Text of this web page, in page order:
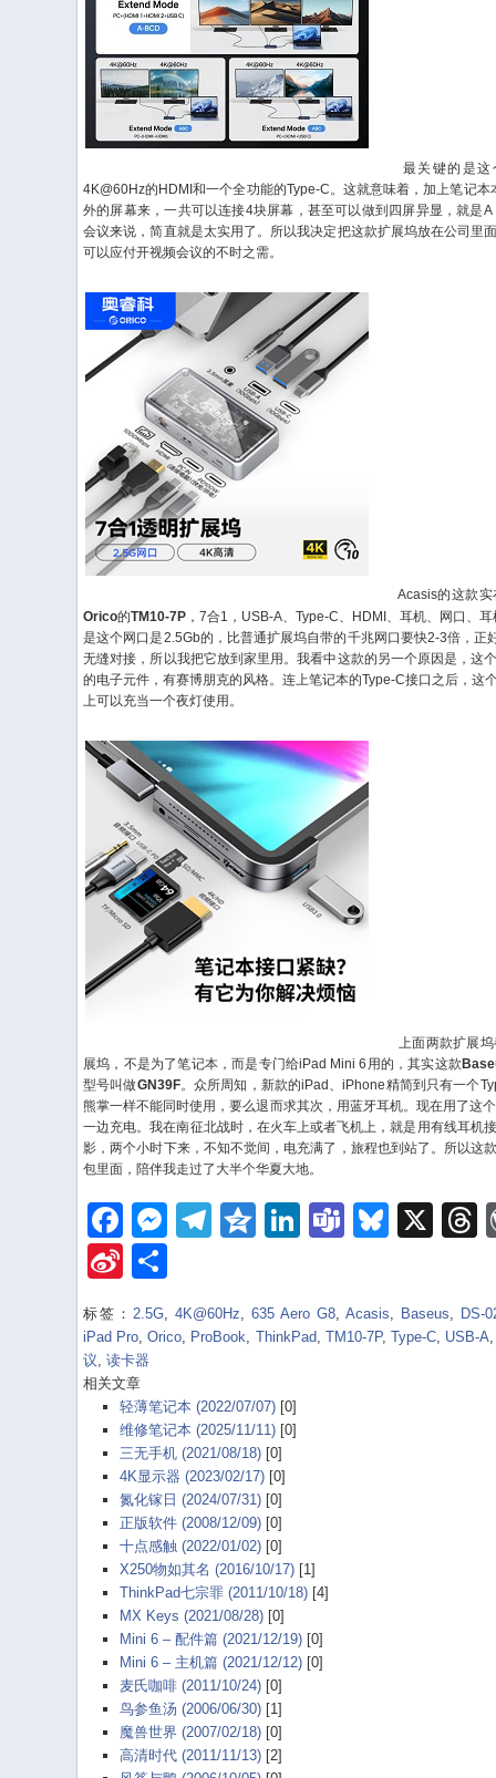
最关键的是这个
4K@60Hz的HDMI和一个全功能的Type-C。这就意味着，加上笔记
外的屏幕来，一共可以连接4块屏幕，甚至可以做到四屏异显，就是
会议来说，简直就是太实用了。所以我决定把这款扩展坞放在公司里
可以应付开视频会议的不时之需。
Acasis的这款实
Orico的TM10-7P ，7合1，USB-A、Type-C、HDMI、耳机、网口、
是这个网口是2.5Gb的，比普通扩展坞自带的千兆网口要快2-3倍，正
无缝对接，所以我把它放到家里用。我看中这款的另一个原因是，这
的电子元件，有赛博朋克的风格。连上笔记本的Type-C接口之后，这
上可以充当一个夜灯使用。
上面两款扩展坞
展坞，不是为了笔记本，而是专门给iPad Mini 6用的，其实这款
型号叫做GN39F。众所周知，新款的iPad、iPhone精简到只有一个
熊掌一样不能同时使用，要么退而求其次，用蓝牙耳机。现在用了这
一边充电。我在南征北战时，在火车上或者飞机上，就是用有线耳机
影，两个小时下来，不知不觉间，电充满了，旅程也到站了。所以这
包里面，陪伴我走过了大半个华夏大地。
Facebook
Messenger
Telegram
Qzone
LinkedIn
TeamsX
Sina
标签： 2.5G, 4K@60Hz 635 Aero G8, Acasis Baseus
DS-
iPad Pro ,Orico ProBook ThinkPad TM10-7P, Type-C, USB-A
议 ,读卡器
相关文章
轻薄笔记本 (2022/07/07)[0]
维修笔记本 (2025/11/11)[0]
三无手机 (2021/08/18)[0]
4K显示器 (2023/02/17)[0]
氮化镓日 (2024/07/31)[0]
正版软件 (2008/12/09)[0]
十点感触 (2022/01/02)[0]
X250物如其名 (2016/10/17)[1]
ThinkPad七宗罪 (2011/10/18)[4]
MX Keys (2021/08/28)[0]
Mini 6 – 配件篇 (2021/12/19)[0]
Mini 6 – 主机篇 (2021/12/12)[0]
麦氏咖啡 (2011/10/24)[0]
鸟参鱼汤 (2006/06/30)[1]
魔兽世界 (2007/02/18)[0]
高清时代 (2011/11/13)[2]